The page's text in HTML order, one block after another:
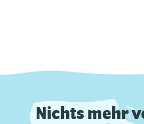
Nichts mehr